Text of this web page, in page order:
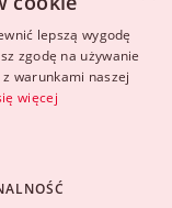
lepszą wygodę
zgodę na używanie
warunkami naszej
więcej